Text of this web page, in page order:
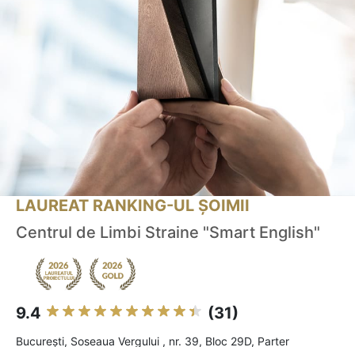
LAUREAT RANKING-UL ȘOIMII
Centrul de Limbi Straine "Smart English"
9.4 (31)
Bucureşti, Soseaua Vergului , nr. 39, Bloc 29D, Parter